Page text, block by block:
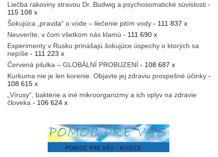
Liečba rakoviny stravou Dr. Budwig a psychosomatické súvislosti -
115 108 x
Šokujúca „pravda“ o vode – liečenie pitím vody - 111 837 x
Neuveríte, v čom všetkom nás klamú - 111 690 x
Experimenty v Rusku prinášajú šokujúce úspechy o ktorých sa
nepíše - 111 223 x
Červená pilulka – GLOBÁLNÍ PROBUZENÍ - 108 687 x
Kurkuma nie je len korenie. Objavte jej zdraviu prospešné účinky -
108 615 x
„Vírusy“, baktérie a iné mikroorganizmy a ich vplyv na zdravie
človeka - 106 624 x